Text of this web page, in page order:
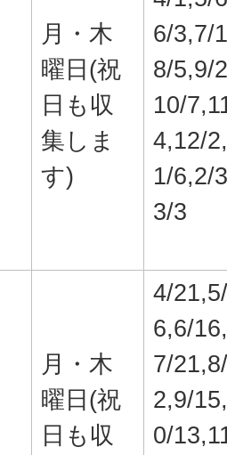
月・木
曜日(祝
日も収
集しま
す)
6/3,7/
8/5,9/
10/
4,12/2,
1/6,2/
3/3
月・木
曜日(祝
日も収
4/
6,6/16,
7/
2,9/
0/